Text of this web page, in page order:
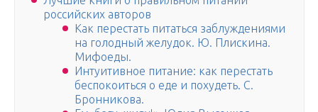
российских авторов
Как перестать питаться заблуждениями
на голодный желудок. Ю. Плискина.
Мифоеды.
Интуитивное питание: как перестать
беспокоиться о еде и похудеть. С.
Бронникова.